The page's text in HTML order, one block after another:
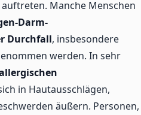
Manche Menschen
Darm-
Durchfall, insbesondere
werden. In sehr
in Hautausschlägen,
äußern. Personen,